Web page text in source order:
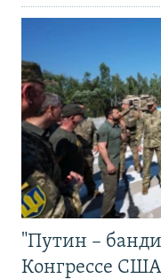
"Путин –
Конгрессе